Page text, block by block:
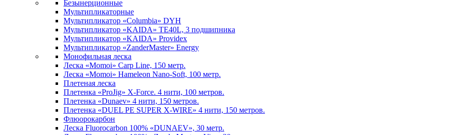
Безынерционные
Мультипликаторные
Мультипликатор «Columbia» DYH
Мультипликатор «KAIDA» TE40L, 3 подшипника
Мультипликатор «KAIDA» Providex
Мультипликатор «ZanderMaster» Energy
Монофильная леска
Леска «Momoi» Carp Line, 150 метр.
Леска «Momoi» Hameleon Nano-Soft, 100 метр.
Плетеная леска
Плетенка «ProJig» X-Force. 4 нити, 100 метров.
Плетенка «Dunaev» 4 нити, 150 метров.
Плетенка «DUEL PE SUPER X-WIRE» 4 нити, 150 метров.
Флюорокарбон
Леска Fluorocarbon 100% «DUNAEV», 30 метр.